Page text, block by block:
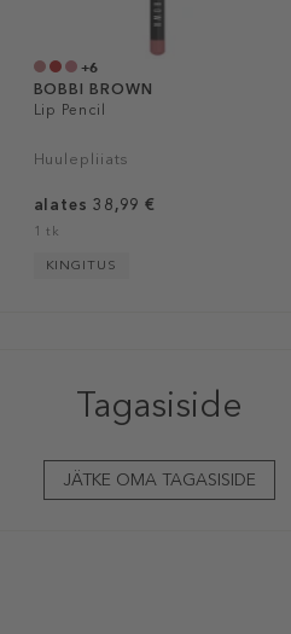
+6
BOBBI BROWN
Lip Pencil
Huulepliiats
alates 38,99 €
1 tk
KINGITUS
Tagasiside
JÄTKE OMA TAGASISIDE